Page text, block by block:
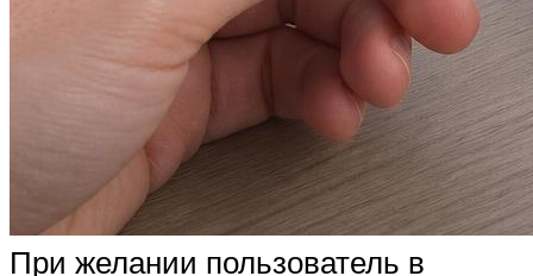
При желании пользователь в